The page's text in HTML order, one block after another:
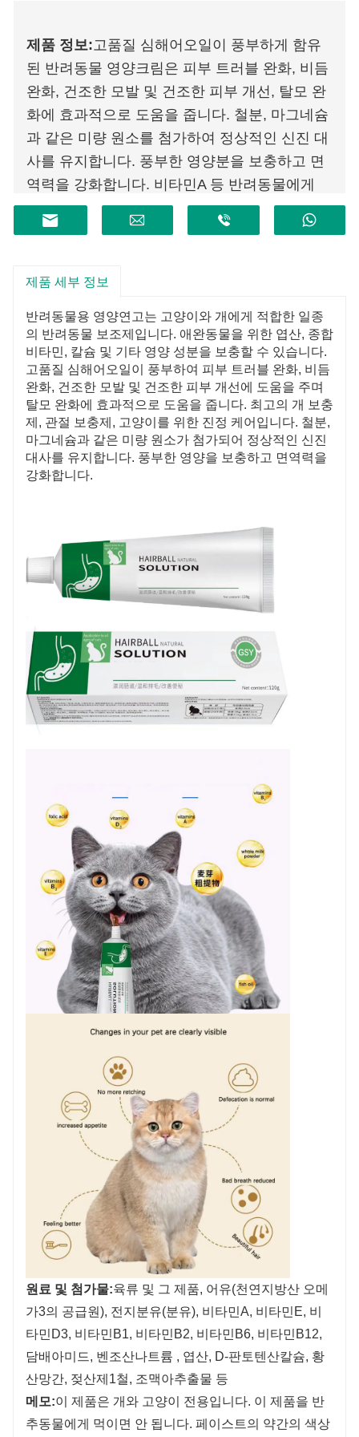
제품 정보: 고품질 심해어오일이 풍부하게 함유
된 반려동물 영양크림은 피부 트러블 완화, 비듬
완화, 건조한 모발 및 건조한 피부 개선, 탈모 완
화에 효과적으로 도움을 줍니다. 철분, 마그네슘
과 같은 미량 원소를 첨가하여 정상적인 신진 대
사를 유지합니다. 풍부한 영양분을 보충하고 면
역력을 강화합니다. 비타민A 등 반려동물에게
필요한 비타민을 첨가해 신체 영양을 보충하고
신체 면역력을 조절하세요.
제품 세부 정보
반려동물용 영양연고는 고양이와 개에게 적합한 일종
의 반려동물 보조제입니다. 애완동물을 위한 엽산, 종합
비타민, 칼슘 및 기타 영양 성분을 보충할 수 있습니다.
고품질 심해어오일이 풍부하여 피부 트러블 완화, 비듬
완화, 건조한 모발 및 건조한 피부 개선에 도움을 주며
탈모 완화에 효과적으로 도움을 줍니다. 최고의 개 보충
제, 관절 보충제, 고양이를 위한 진정 케어입니다. 철분,
마그네슘과 같은 미량 원소가 첨가되어 정상적인 신진
대사를 유지합니다. 풍부한 영양을 보충하고 면역력을
강화합니다.
원료 및 첨가물:육류 및 그 제품, 어유(천연지방산 오메
가3의 공급원), 전지분유(분유), 비타민A, 비타민E, 비
타민D3, 비타민B1, 비타민B2, 비타민B6, 비타민B12,
담배아미드, 벤조산나트륨 , 엽산, D-판토텐산칼슘, 황
산망간, 젖산제1철, 조맥아추출물 등
메모:이 제품은 개와 고양이 전용입니다. 이 제품을 반
추동물에게 먹이면 안 됩니다. 페이스트의 약간의 색상